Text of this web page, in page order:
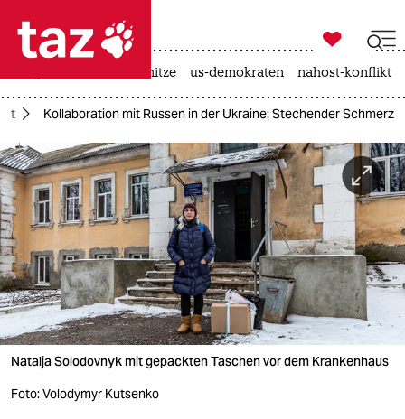
 taz zahl ich
taz zahl ich
themen
politik
öko
gesellschaft
kultur
sport

taz zahl ich
hitze us-demokraten nahost-konflikt
Kollaboration mit Russen in der Ukraine: Stechender Schmerz
Natalja Solodovnyk mit gepackten Taschen vor dem Krankenhaus
Foto: Volodymyr Kutsenko